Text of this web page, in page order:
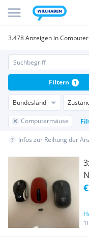
3.478 Anzeigen in
Bundesland
Computermäuse
Filtern 1
Infos zur Reihung der